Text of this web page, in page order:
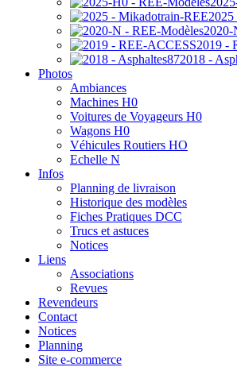
2020-
2019 -
2018 -
Photos
Ambiances
Machines H0
Voitures de Voyageurs H0
Wagons H0
Véhicules Routiers HO
Echelle N
Infos
Planning de livraison
Historique des modèles
Fiches Pratiques DCC
Trucs et astuces
Notices
Liens
Associations
Revues
Revendeurs
Contact
Notices
Planning
Site e-commerce